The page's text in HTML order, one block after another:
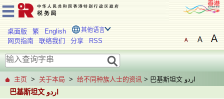
桌面版 繁 English 其他语言
网页指南 联络我们 分享 RSS
主页 > 关于本局 > 给不同种族人士的资讯 > 巴基斯坦文 اردو
巴基斯坦文 اردو